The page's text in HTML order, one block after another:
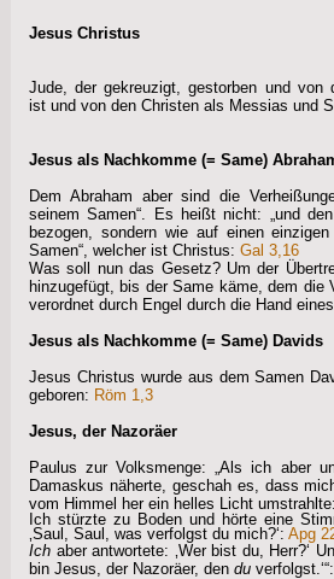
Jesus Christus
Jude, der gekreuzigt, gestorben und von
ist und von den Christen als Messias und
Jesus als Nachkomme (= Same)
Dem Abraham aber sind die
seinem Samen“. Es heißt nicht: „und
bezogen, sondern wie auf einen
Samen“, welcher ist Christus: Gal 3,16
Was soll nun das Gesetz? Um der
hinzugefügt, bis der Same käme, dem die
verordnet durch Engel durch die Hand
Jesus als Nachkomme (= Same) Davids
Jesus Christus wurde aus dem Samen
geboren: Röm 1,3
Jesus, der Nazoräer
Paulus zur Volksmenge: „Als ich aber
Damaskus näherte, geschah es, dass
vom Himmel her ein helles Licht umstrahlte:
Ich stürzte zu Boden und hörte eine
‚Saul, Saul, was verfolgst du mich?‘: Apg
Ich aber antwortete: ‚Wer bist du, Herr?‘
bin Jesus, der Nazoräer, den du verfolgst.‘“: